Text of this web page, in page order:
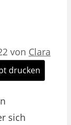
von Clara
drucken
sich